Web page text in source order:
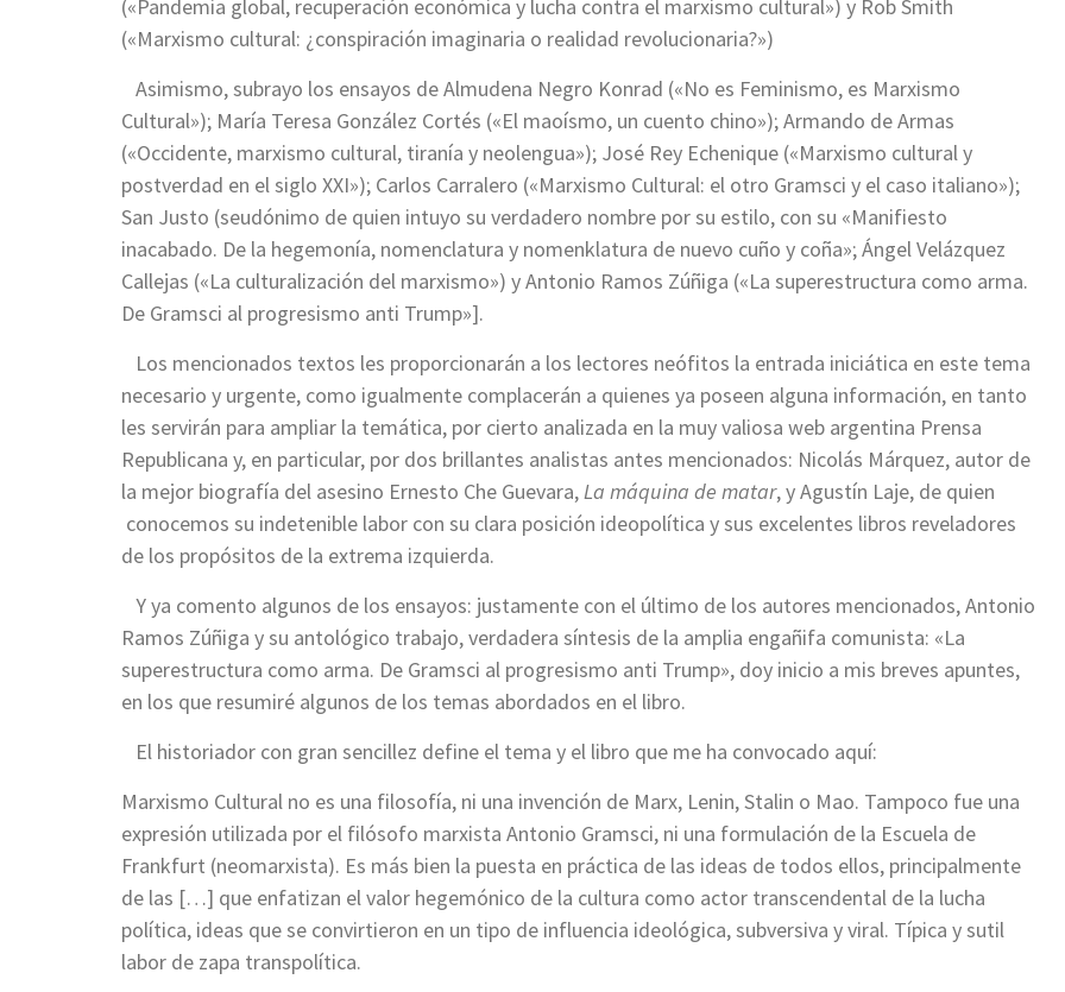
(«Pandemia global, recuperación económica y lucha contra el marxismo cultural») y Rob Smith
(«Marxismo cultural: ¿conspiración imaginaria o realidad revolucionaria?»)
Asimismo, subrayo los ensayos de Almudena Negro Konrad («No es Feminismo, es Marxismo
Cultural»); María Teresa González Cortés («El maoísmo, un cuento chino»); Armando de Armas
(«Occidente, marxismo cultural, tiranía y neolengua»); José Rey Echenique («Marxismo cultural y
postverdad en el siglo XXI»); Carlos Carralero («Marxismo Cultural: el otro Gramsci y el caso italiano»);
San Justo (seudónimo de quien intuyo su verdadero nombre por su estilo, con su «Manifiesto
inacabado. De la hegemonía, nomenclatura y nomenklatura de nuevo cuño y coña»; Ángel Velázquez
Callejas («La culturalización del marxismo») y Antonio Ramos Zúñiga («La superestructura como arma.
De Gramsci al progresismo anti Trump»].
Los mencionados textos les proporcionarán a los lectores neófitos la entrada iniciática en este tema
necesario y urgente, como igualmente complacerán a quienes ya poseen alguna información, en tanto
les servirán para ampliar la temática, por cierto analizada en la muy valiosa web argentina Prensa
Republicana y, en particular, por dos brillantes analistas antes mencionados: Nicolás Márquez, autor de
la mejor biografía del asesino Ernesto Che Guevara,La máquina de matar, y Agustín Laje, de quien
conocemos su indetenible labor con su clara posición ideopolítica y sus excelentes libros reveladores
de los propósitos de la extrema izquierda.
Y ya comento algunos de los ensayos: justamente con el último de los autores mencionados, Antonio
Ramos Zúñiga y su antológico trabajo, verdadera síntesis de la amplia engañifa comunista: «La
superestructura como arma. De Gramsci al progresismo anti Trump», doy inicio a mis breves apuntes,
en los que resumiré algunos de los temas abordados en el libro.
El historiador con gran sencillez define el tema y el libro que me ha convocado aquí:
Marxismo Cultural no es una filosofía, ni una invención de Marx, Lenin, Stalin o Mao. Tampoco fue una
expresión utilizada por el filósofo marxista Antonio Gramsci, ni una formulación de la Escuela de
Frankfurt (neomarxista). Es más bien la puesta en práctica de las ideas de todos ellos, principalmente
de las […] que enfatizan el valor hegemónico de la cultura como actor transcendental de la lucha
política, ideas que se convirtieron en un tipo de influencia ideológica, subversiva y viral. Típica y sutil
labor de zapa transpolítica.